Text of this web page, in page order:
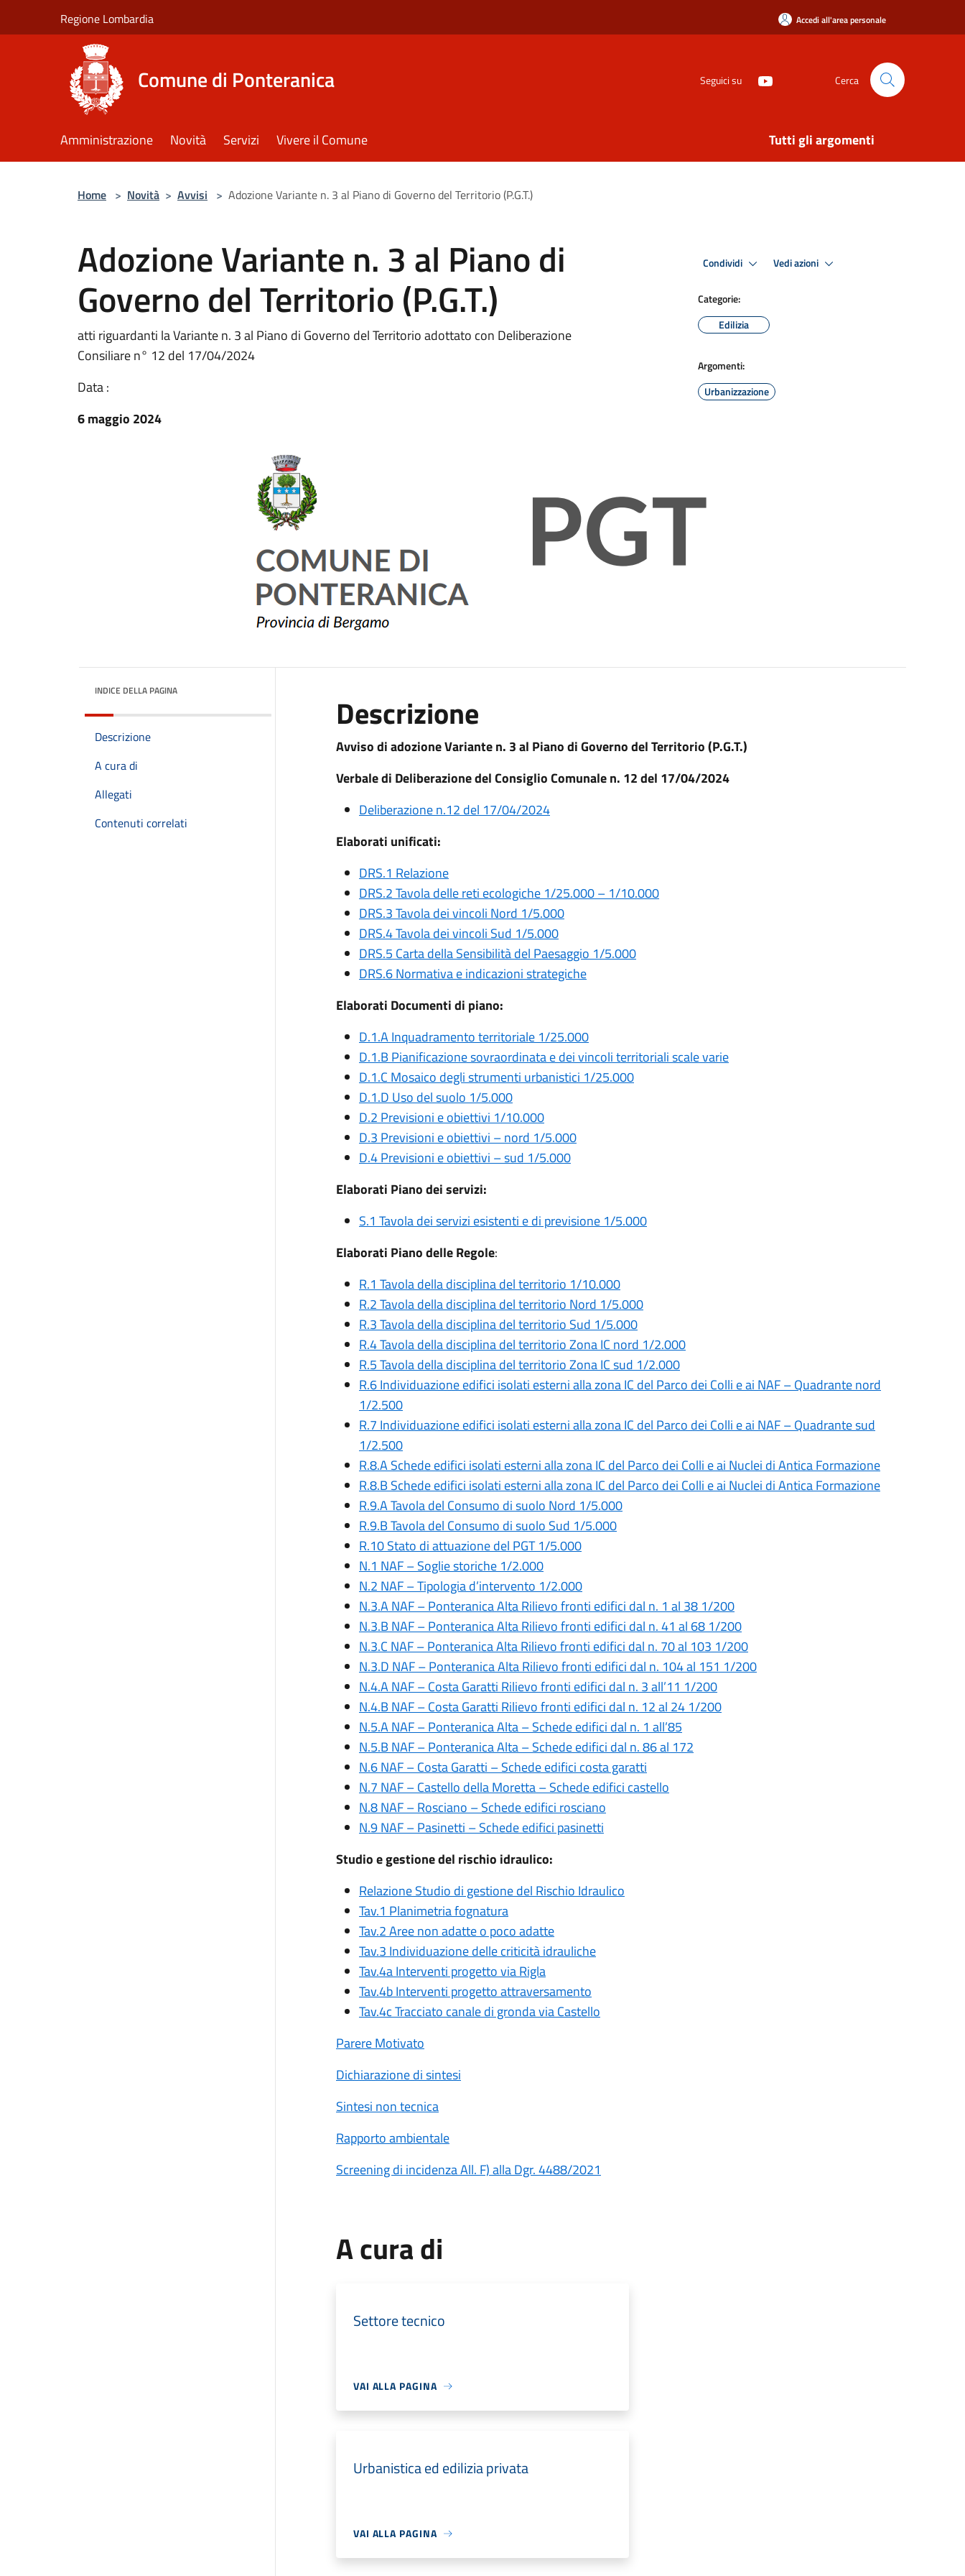
Regione Lombardia Accedi all'area personale
Comune di Ponteranica Seguici su Cerca
Amministrazione Novità Servizi Vivere il Comune Tutti gli argomenti
Home > Novità > Avvisi > Adozione Variante n. 3 al Piano di Governo del Territorio (P.G.T.)
Adozione Variante n. 3 al Piano di
Governo del Territorio (P.G.T.)
atti riguardanti la Variante n. 3 al Piano di Governo del Territorio adottato con Deliberazione
Consiliare n° 12 del 17/04/2024
Data :
6 maggio 2024
Condividi Vedi azioni
Categorie:
Edilizia
Argomenti:
Urbanizzazione
INDICE DELLA PAGINA
Descrizione
A cura di
Allegati
Contenuti correlati
Descrizione
Avviso di adozione Variante n. 3 al Piano di Governo del Territorio (P.G.T.)
Verbale di Deliberazione del Consiglio Comunale n. 12 del 17/04/2024
Deliberazione n.12 del 17/04/2024
Elaborati unificati:
DRS.1 Relazione
DRS.2 Tavola delle reti ecologiche 1/25.000 – 1/10.000
DRS.3 Tavola dei vincoli Nord 1/5.000
DRS.4 Tavola dei vincoli Sud 1/5.000
DRS.5 Carta della Sensibilità del Paesaggio 1/5.000
DRS.6 Normativa e indicazioni strategiche
Elaborati Documenti di piano:
D.1.A Inquadramento territoriale 1/25.000
D.1.B Pianificazione sovraordinata e dei vincoli territoriali scale varie
D.1.C Mosaico degli strumenti urbanistici 1/25.000
D.1.D Uso del suolo 1/5.000
D.2 Previsioni e obiettivi 1/10.000
D.3 Previsioni e obiettivi – nord 1/5.000
D.4 Previsioni e obiettivi – sud 1/5.000
Elaborati Piano dei servizi:
S.1 Tavola dei servizi esistenti e di previsione 1/5.000
Elaborati Piano delle Regole:
R.1 Tavola della disciplina del territorio 1/10.000
R.2 Tavola della disciplina del territorio Nord 1/5.000
R.3 Tavola della disciplina del territorio Sud 1/5.000
R.4 Tavola della disciplina del territorio Zona IC nord 1/2.000
R.5 Tavola della disciplina del territorio Zona IC sud 1/2.000
R.6 Individuazione edifici isolati esterni alla zona IC del Parco dei Colli e ai NAF – Quadrante nord
1/2.500
R.7 Individuazione edifici isolati esterni alla zona IC del Parco dei Colli e ai NAF – Quadrante sud
1/2.500
R.8.A Schede edifici isolati esterni alla zona IC del Parco dei Colli e ai Nuclei di Antica Formazione
R.8.B Schede edifici isolati esterni alla zona IC del Parco dei Colli e ai Nuclei di Antica Formazione
R.9.A Tavola del Consumo di suolo Nord 1/5.000
R.9.B Tavola del Consumo di suolo Sud 1/5.000
R.10 Stato di attuazione del PGT 1/5.000
N.1 NAF – Soglie storiche 1/2.000
N.2 NAF – Tipologia d’intervento 1/2.000
N.3.A NAF – Ponteranica Alta Rilievo fronti edifici dal n. 1 al 38 1/200
N.3.B NAF – Ponteranica Alta Rilievo fronti edifici dal n. 41 al 68 1/200
N.3.C NAF – Ponteranica Alta Rilievo fronti edifici dal n. 70 al 103 1/200
N.3.D NAF – Ponteranica Alta Rilievo fronti edifici dal n. 104 al 151 1/200
N.4.A NAF – Costa Garatti Rilievo fronti edifici dal n. 3 all’11 1/200
N.4.B NAF – Costa Garatti Rilievo fronti edifici dal n. 12 al 24 1/200
N.5.A NAF – Ponteranica Alta – Schede edifici dal n. 1 all’85
N.5.B NAF – Ponteranica Alta – Schede edifici dal n. 86 al 172
N.6 NAF – Costa Garatti – Schede edifici costa garatti
N.7 NAF – Castello della Moretta – Schede edifici castello
N.8 NAF – Rosciano – Schede edifici rosciano
N.9 NAF – Pasinetti – Schede edifici pasinetti
Studio e gestione del rischio idraulico:
Relazione Studio di gestione del Rischio Idraulico
Tav.1 Planimetria fognatura
Tav.2 Aree non adatte o poco adatte
Tav.3 Individuazione delle criticità idrauliche
Tav.4a Interventi progetto via Rigla
Tav.4b Interventi progetto attraversamento
Tav.4c Tracciato canale di gronda via Castello
Parere Motivato
Dichiarazione di sintesi
Sintesi non tecnica
Rapporto ambientale
Screening di incidenza All. F) alla Dgr. 4488/2021
A cura di
Settore tecnico
VAI ALLA PAGINA
Urbanistica ed edilizia privata
VAI ALLA PAGINA